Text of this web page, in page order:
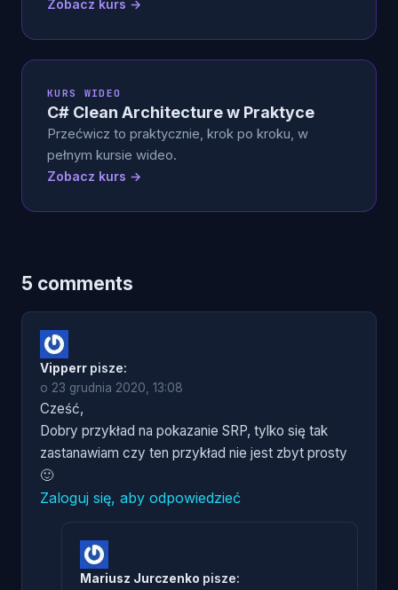
Zobacz kurs →
KURS WIDEO
C# Clean Architecture w Praktyce
Przećwicz to praktycznie, krok po kroku, w
pełnym kursie wideo.
Zobacz kurs →
5 comments
Vipperr pisze:
o 23 grudnia 2020, 13:08
Cześć,
Dobry przykład na pokazanie SRP, tylko się tak
zastanawiam czy ten przykład nie jest zbyt prosty
🙂
Zaloguj się, aby odpowiedzieć
Mariusz Jurczenko pisze: